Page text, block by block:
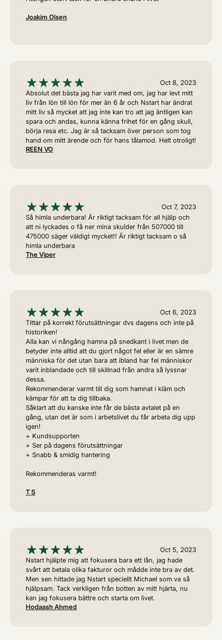
Joakim Olsen
Oct 8, 2023
Absolut det bästa jag har varit med om, jag har levt mitt
liv från lön till lön för mer än 6 år och Nstart har ändrat
mitt liv så mycket att jag inte kan tro att jag äntligen kan
spara och andas, kunna känna frihet för en gång skull,
börja resa etc. Jag är så tacksam över person som tog
hand om mitt ärende och för hans tålamod. Helt otroligt!
REEN VO
Oct 7, 2023
Så himla underbara! Är riktigt tacksam för all hjälp och
att ni lyckades o få ner mina skulder från 507000 till
475000 säger väldigt mycket!! Är riktigt tacksam o så
himla underbara
The Viper
Oct 6, 2023
Tittar på korrekt förutsättningar dvs dagens och inte på
historiken!
Alla kan vi nångång hamna på snedkant i livet men de
betyder inte alltid att du gjort något fel eller är en sämre
människa för det utan bara att ibland har fel människor
varit inblandade och till skillnad från andra så lyssnar
dessa.
Rekommenderar varmt till dig som hamnat i kläm och
kämpar för att ta dig tillbaka.
Såklart att du kanske inte får de bästa avtalet på en
gång, utan det är som i arbetslivet du får arbeta dig upp
igen!
+ Kundsupporten
+ Ser på dagens förutsättningar
+ Snabb & smidig hantering
Rekommenderas varmt!
T S
Oct 5, 2023
Nstart hjälpte mig att fokusera bara ett lån, jag hade
svårt att betala olika fakturor och mådde inte bra av det.
Men sen hittade jag Nstart speciellt Michael som va så
hjälpsam. Tack verkligen från botten av mitt hjärta, nu
kan jag fokusera bättre och starta om livet.
Hodaash Ahmed